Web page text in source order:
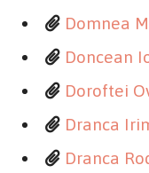
Domnea
Doncean
Doroftei
Dranca
Dranca